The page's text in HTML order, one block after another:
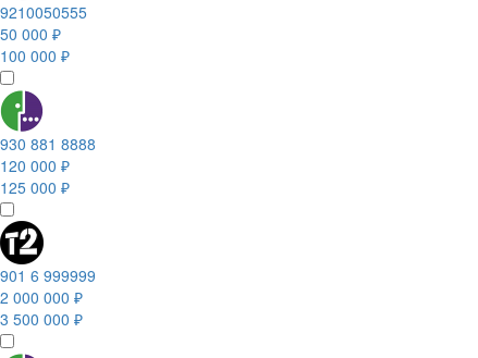
9210050555
50 000 ₽
100 000 ₽
930 881 8888
120 000 ₽
125 000 ₽
901 6 999999
2 000 000 ₽
3 500 000 ₽